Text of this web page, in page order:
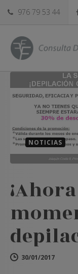
976 79 53 44
NOTICIAS
30/01/2017